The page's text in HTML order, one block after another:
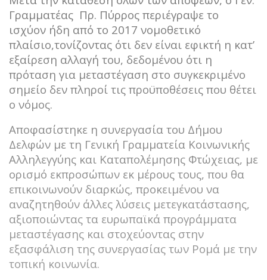
Γραμματέας Πρ. Πύρρος περιέγραψε το
ισχύον ήδη από το 2017 νομοθετικό
πλαίσιο,τονίζοντας ότι δεν είναι εφικτή η κατ’
εξαίρεση αλλαγή του, δεδομένου ότι η
πρόταση για μεταστέγαση στο συγκεκριμένο
σημείο δεν πληροί τις προϋποθέσεις που θέτει
ο νόμος.
Αποφασίστηκε η συνεργασία του Δήμου
Δελφών με τη Γενική Γραμματεία Κοινωνικής
Αλληλεγγύης και Καταπολέμησης Φτώχειας, με
ορισμό εκπροσώπων εκ μέρους τους, που θα
επικοινωνούν διαρκώς, προκειμένου να
αναζητηθούν άλλες λύσεις μετεγκατάστασης,
αξιοποιώντας τα ευρωπαϊκά προγράμματα
μεταστέγασης και στοχεύοντας στην
εξασφάλιση της συνεργασίας των Ρομά με την
τοπική κοινωνία.